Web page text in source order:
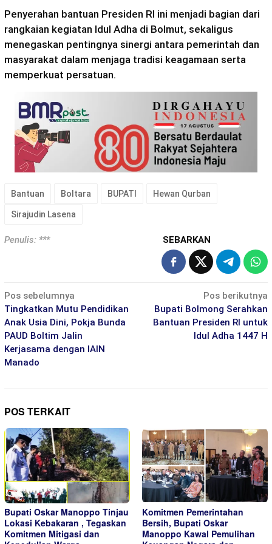
Penyerahan bantuan Presiden RI ini menjadi bagian dari
rangkaian kegiatan Idul Adha di Bolmut, sekaligus
menegaskan pentingnya sinergi antara pemerintah dan
masyarakat dalam menjaga tradisi keagamaan serta
memperkuat persatuan.
Bantuan Boltara BUPATI Hewan Qurban
Sirajudin Lasena
Penulis: *** SEBARKAN
Navigasi
pos
Pos sebelumnya
Tingkatkan Mutu Pendidikan
Anak Usia Dini, Pokja Bunda
PAUD Boltim Jalin
Kerjasama dengan IAIN
Manado
Pos berikutnya
Bupati Bolmong Serahkan
Bantuan Presiden RI untuk
Idul Adha 1447 H
POS TERKAIT
Bupati Oskar Manoppo Tinjau
Lokasi Kebakaran , Tegaskan
Komitmen Mitigasi dan
Komitmen Pemerintahan
Bersih, Bupati Oskar
Manoppo Kawal Pemulihan